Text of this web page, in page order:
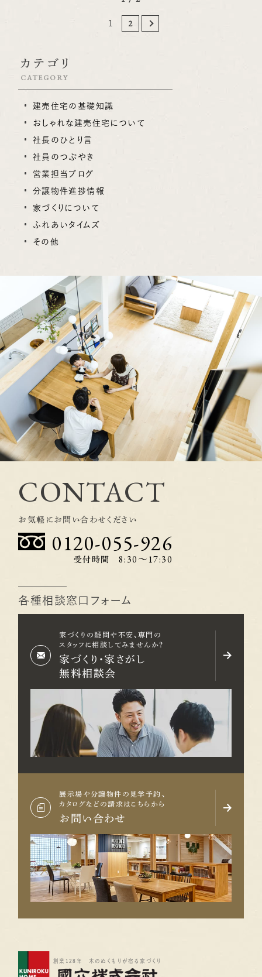
ング横のカウンターでは勉強したり、パソコンをしたり様々な使
使用することでワンランク上の高級感のある洗面を演出。 ※こ
ちらの物件はご成約となりました。 （Y.H＠設計チーム）
1 2
カテゴリ
CATEGORY
建売住宅の基礎知識
おしゃれな建売住宅について
社長のひとり言
社員のつぶやき
営業担当ブログ
分譲物件進捗情報
家づくりについて
ふれあいタイムズ
その他
CONTACT
お気軽にお問い合わせください
0120-055-926
受付時間8:30〜17:30
各種相談窓口フォーム
家づくりの疑問や不安、専門の
スタッフに相談してみませんか？
家づくり・家さがし
無料相談会
展示場や分譲物件の見学予約、
カタログなどの請求はこちらから
お問い合わせ
創業128年 木のぬくもりが宿る家づくり